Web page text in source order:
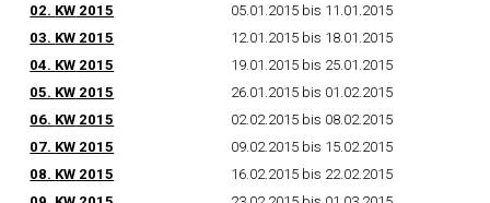
02. KW 2015
05.01.2015 bis 11.01.2015
03. KW 2015
12.01.2015 bis 18.01.2015
04. KW 2015
19.01.2015 bis 25.01.2015
05. KW 2015
26.01.2015 bis 01.02.2015
06. KW 2015
02.02.2015 bis 08.02.2015
07. KW 2015
09.02.2015 bis 15.02.2015
08. KW 2015
16.02.2015 bis 22.02.2015